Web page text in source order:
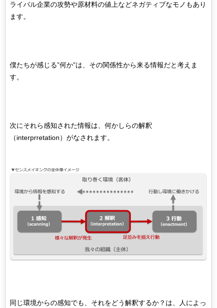
ライバル企業の攻勢や原材料の値上などネガティブなモノもあり
ます。
僕たちが感じる”何か”は、その関係性から来る情報だと考えま
す。
次にそれら感知された情報は、何かしらの解釈
（interprretation）がなされます。
同じ環境からの感知でも、それをどう解釈するか？は、人によっ